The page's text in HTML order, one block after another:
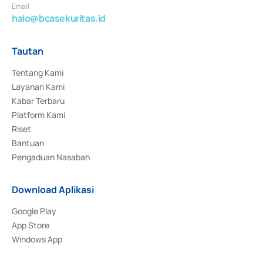
Email
halo@bcasekuritas.id
Tautan
Tentang Kami
Layanan Kami
Kabar Terbaru
Platform Kami
Riset
Bantuan
Pengaduan Nasabah
Download Aplikasi
Google Play
App Store
Windows App